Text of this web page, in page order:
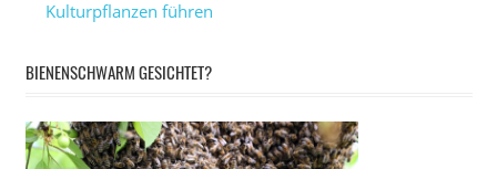
Kulturpflanzen führen
BIENENSCHWARM GESICHTET?